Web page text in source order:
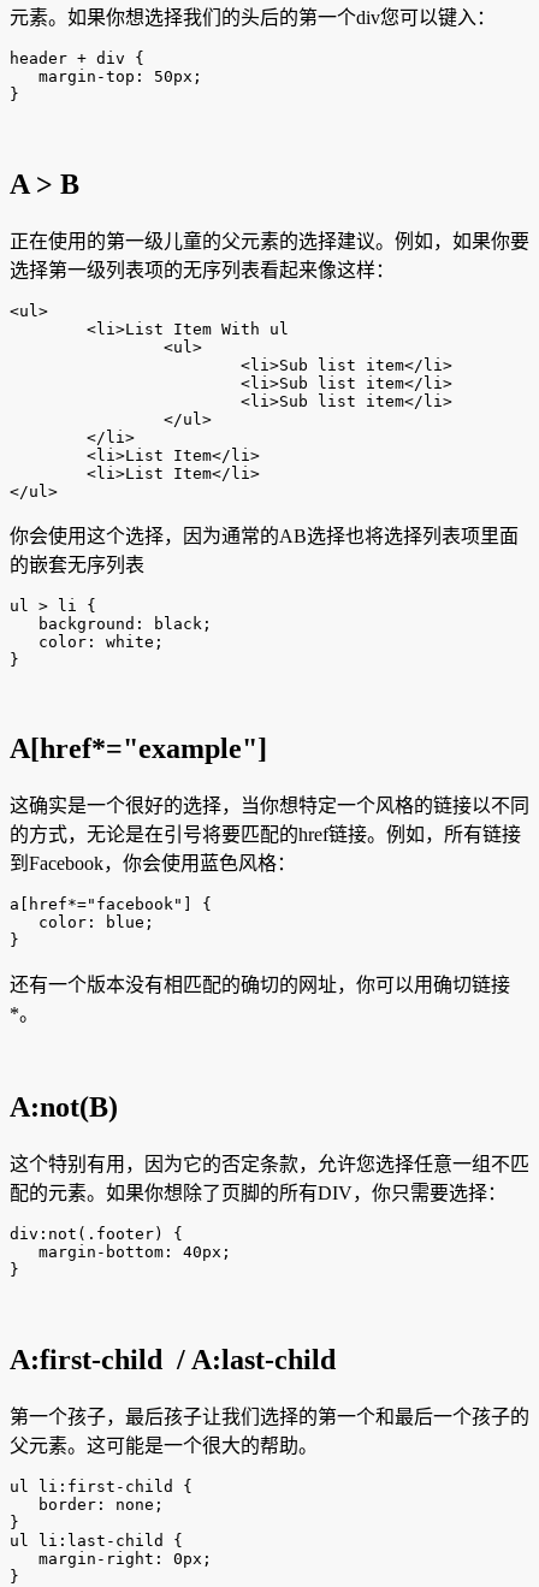
元素。如果你想选择我们的头后的第一个div您可以键入：
header + div {
   margin-top: 50px;
}
A > B
正在使用的第一级儿童的父元素的选择建议。例如，如果你要
选择第一级列表项的无序列表看起来像这样：
<ul>
</ul>
你会使用这个选择，因为通常的AB选择也将选择列表项里面
的嵌套无序列表
ul > li {
   background: black;
   color: white;
}
A[href*="example"]
这确实是一个很好的选择，当你想特定一个风格的链接以不同
的方式，无论是在引号将要匹配的href链接。例如，所有链接
到Facebook，你会使用蓝色风格：
a[href*="facebook"] {
   color: blue;
}
还有一个版本没有相匹配的确切的网址，你可以用确切链接
*。
A:not(B)
这个特别有用，因为它的否定条款，允许您选择任意一组不匹
配的元素。如果你想除了页脚的所有DIV，你只需要选择：
div:not(.footer) {
   margin-bottom: 40px;
}
A:first-child / A:last-child
第一个孩子，最后孩子让我们选择的第一个和最后一个孩子的
父元素。这可能是一个很大的帮助。
ul li:first-child {
   border: none;
}
ul li:last-child {
   margin-right: 0px;
}